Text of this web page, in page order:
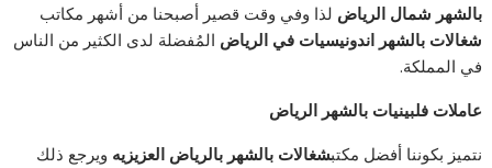
بالشهر شمال الرياض لذا وفي وقت قصير أصبحنا من أشهر مكاتب
شغالات بالشهر اندونيسيات في الرياض المُفضلة لدى الكثير من الناس
في المملكة.
عاملات فلبينيات بالشهر الرياض
نتميز بكوننا أفضل مكتبشغالات بالشهر بالرياض العزيزيه ويرجع ذلك